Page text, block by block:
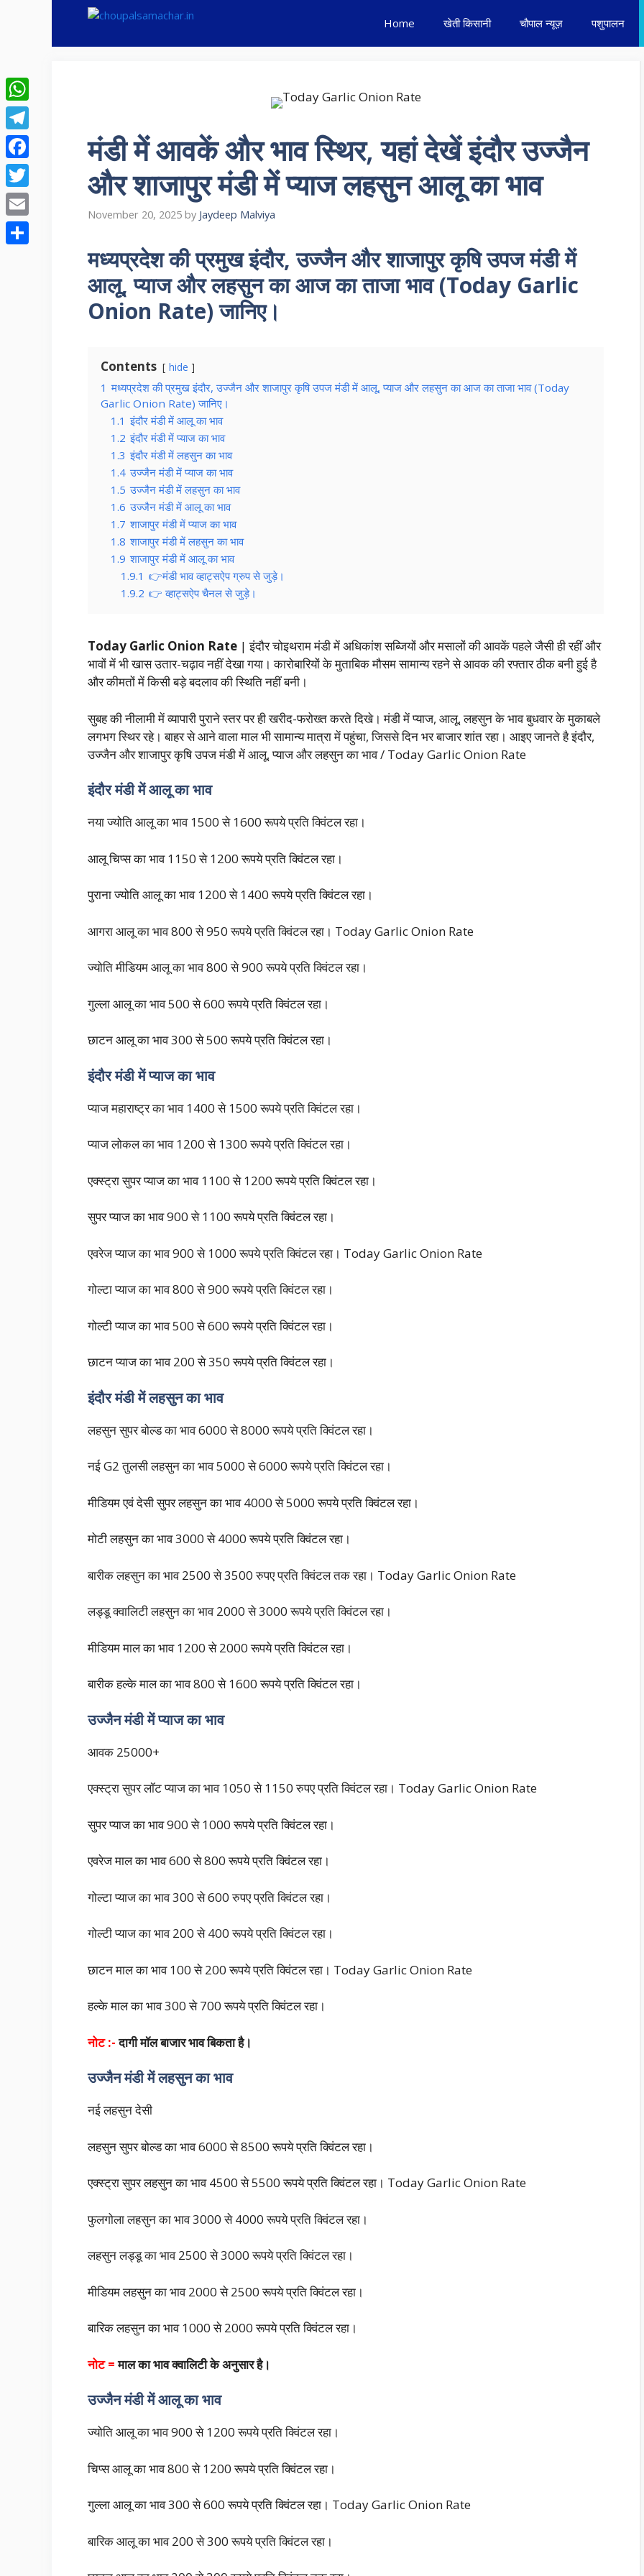
Home खेती किसानी चौपाल न्यूज़ पशुपालन
मंडी में आवकें और भाव स्थिर, यहां देखें इंदौर उज्जैन
और शाजापुर मंडी में प्याज लहसुन आलू का भाव
November 20, 2025 by Jaydeep Malviya
मध्यप्रदेश की प्रमुख इंदौर, उज्जैन और शाजापुर कृषि उपज मंडी में
आलू, प्याज और लहसुन का आज का ताजा भाव (Today Garlic
Onion Rate) जानिए।
Contents hide
1 मध्यप्रदेश की प्रमुख इंदौर, उज्जैन और शाजापुर कृषि उपज मंडी में आलू, प्याज और लहसुन का आज का ताजा भाव (Today
Garlic Onion Rate) जानिए।
1.1 इंदौर मंडी में आलू का भाव
1.2 इंदौर मंडी में प्याज का भाव
1.3 इंदौर मंडी में लहसुन का भाव
1.4 उज्जैन मंडी में प्याज का भाव
1.5 उज्जैन मंडी में लहसुन का भाव
1.6 उज्जैन मंडी में आलू का भाव
1.7 शाजापुर मंडी में प्याज का भाव
1.8 शाजापुर मंडी में लहसुन का भाव
1.9 शाजापुर मंडी में आलू का भाव
1.9.1 👉मंडी भाव व्हाट्सऐप ग्रुप से जुड़े।
1.9.2 👉 व्हाट्सऐप चैनल से जुड़े।
Today Garlic Onion Rate | इंदौर चोइथराम मंडी में अधिकांश सब्जियों और मसालों की आवकें पहले जैसी ही रहीं और
भावों में भी खास उतार-चढ़ाव नहीं देखा गया। कारोबारियों के मुताबिक मौसम सामान्य रहने से आवक की रफ्तार ठीक बनी हुई है
और कीमतों में किसी बड़े बदलाव की स्थिति नहीं बनी।
सुबह की नीलामी में व्यापारी पुराने स्तर पर ही खरीद-फरोख्त करते दिखे। मंडी में प्याज, आलू, लहसुन के भाव बुधवार के मुकाबले
लगभग स्थिर रहे। बाहर से आने वाला माल भी सामान्य मात्रा में पहुंचा, जिससे दिन भर बाजार शांत रहा। आइए जानते है इंदौर,
उज्जैन और शाजापुर कृषि उपज मंडी में आलू, प्याज और लहसुन का भाव / Today Garlic Onion Rate
इंदौर मंडी में आलू का भाव
नया ज्योति आलू का भाव 1500 से 1600 रूपये प्रति क्विंटल रहा।
आलू चिप्स का भाव 1150 से 1200 रूपये प्रति क्विंटल रहा।
पुराना ज्योति आलू का भाव 1200 से 1400 रूपये प्रति क्विंटल रहा।
आगरा आलू का भाव 800 से 950 रूपये प्रति क्विंटल रहा। Today Garlic Onion Rate
ज्योति मीडियम आलू का भाव 800 से 900 रूपये प्रति क्विंटल रहा।
गुल्ला आलू का भाव 500 से 600 रूपये प्रति क्विंटल रहा।
छाटन आलू का भाव 300 से 500 रूपये प्रति क्विंटल रहा।
इंदौर मंडी में प्याज का भाव
प्याज महाराष्ट्र का भाव 1400 से 1500 रूपये प्रति क्विंटल रहा।
प्याज लोकल का भाव 1200 से 1300 रूपये प्रति क्विंटल रहा।
एक्स्ट्रा सुपर प्याज का भाव 1100 से 1200 रूपये प्रति क्विंटल रहा।
सुपर प्याज का भाव 900 से 1100 रूपये प्रति क्विंटल रहा।
एवरेज प्याज का भाव 900 से 1000 रूपये प्रति क्विंटल रहा। Today Garlic Onion Rate
गोल्टा प्याज का भाव 800 से 900 रूपये प्रति क्विंटल रहा।
गोल्टी प्याज का भाव 500 से 600 रूपये प्रति क्विंटल रहा।
छाटन प्याज का भाव 200 से 350 रूपये प्रति क्विंटल रहा।
इंदौर मंडी में लहसुन का भाव
लहसुन सुपर बोल्ड का भाव 6000 से 8000 रूपये प्रति क्विंटल रहा।
नई G2 तुलसी लहसुन का भाव 5000 से 6000 रूपये प्रति क्विंटल रहा।
मीडियम एवं देसी सुपर लहसुन का भाव 4000 से 5000 रूपये प्रति क्विंटल रहा।
मोटी लहसुन का भाव 3000 से 4000 रूपये प्रति क्विंटल रहा।
बारीक लहसुन का भाव 2500 से 3500 रुपए प्रति क्विंटल तक रहा। Today Garlic Onion Rate
लड्डू क्वालिटी लहसुन का भाव 2000 से 3000 रूपये प्रति क्विंटल रहा।
मीडियम माल का भाव 1200 से 2000 रूपये प्रति क्विंटल रहा।
बारीक हल्के माल का भाव 800 से 1600 रूपये प्रति क्विंटल रहा।
उज्जैन मंडी में प्याज का भाव
आवक 25000+
एक्स्ट्रा सुपर लॉट प्याज का भाव 1050 से 1150 रुपए प्रति क्विंटल रहा। Today Garlic Onion Rate
सुपर प्याज का भाव 900 से 1000 रूपये प्रति क्विंटल रहा।
एवरेज माल का भाव 600 से 800 रूपये प्रति क्विंटल रहा।
गोल्टा प्याज का भाव 300 से 600 रुपए प्रति क्विंटल रहा।
गोल्टी प्याज का भाव 200 से 400 रूपये प्रति क्विंटल रहा।
छाटन माल का भाव 100 से 200 रूपये प्रति क्विंटल रहा। Today Garlic Onion Rate
हल्के माल का भाव 300 से 700 रूपये प्रति क्विंटल रहा।
नोट :-दागी मॉल बाजार भाव बिकता है।
उज्जैन मंडी में लहसुन का भाव
नई लहसुन देसी
लहसुन सुपर बोल्ड का भाव 6000 से 8500 रूपये प्रति क्विंटल रहा।
एक्स्ट्रा सुपर लहसुन का भाव 4500 से 5500 रूपये प्रति क्विंटल रहा। Today Garlic Onion Rate
फुलगोला लहसुन का भाव 3000 से 4000 रूपये प्रति क्विंटल रहा।
लहसुन लड्डू का भाव 2500 से 3000 रूपये प्रति क्विंटल रहा।
मीडियम लहसुन का भाव 2000 से 2500 रूपये प्रति क्विंटल रहा।
बारिक लहसुन का भाव 1000 से 2000 रूपये प्रति क्विंटल रहा।
नोट =माल का भाव क्वालिटी के अनुसार है।
उज्जैन मंडी में आलू का भाव
ज्योति आलू का भाव 900 से 1200 रूपये प्रति क्विंटल रहा।
चिप्स आलू का भाव 800 से 1200 रूपये प्रति क्विंटल रहा।
गुल्ला आलू का भाव 300 से 600 रूपये प्रति क्विंटल रहा। Today Garlic Onion Rate
बारिक आलू का भाव 200 से 300 रूपये प्रति क्विंटल रहा।
WhatsApp
Telegram
Facebook
Twitter
Email